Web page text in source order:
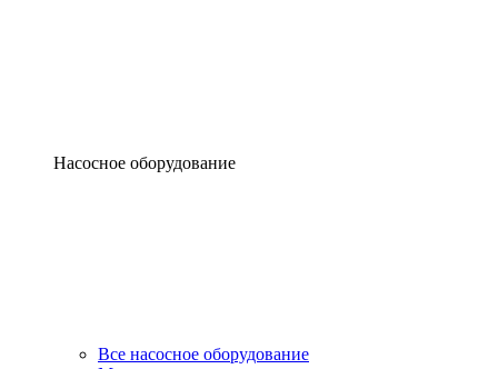
Насосное оборудование
Все насосное оборудование